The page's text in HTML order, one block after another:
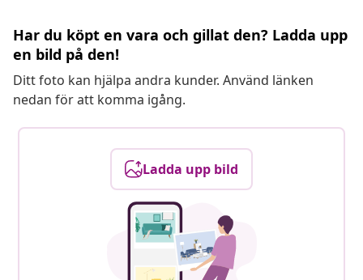
Har du köpt en vara och gillat den? Ladda upp
en bild på den!
Ditt foto kan hjälpa andra kunder. Använd länken
nedan för att komma igång.
Ladda upp bild